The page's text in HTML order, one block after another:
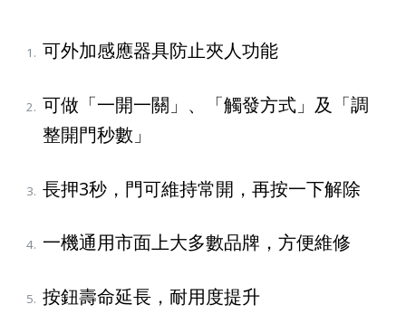
可外加感應器具防止夾人功能
可做 「一開一關 」、「觸發方式」及「調
整開門秒數 」
長押3秒，門可維持常開，再按一下解除
一機通用市面上大多數品牌，方便維修
按鈕壽命延長，耐用度提升